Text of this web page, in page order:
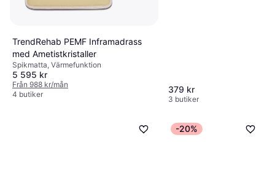
TrendRehab PEMF Inframadrass
med Ametistkristaller
Spikmatta, Värmefunktion
5 595 kr
Från 988 kr/mån
4 butiker
379 kr
3 butiker
-20%